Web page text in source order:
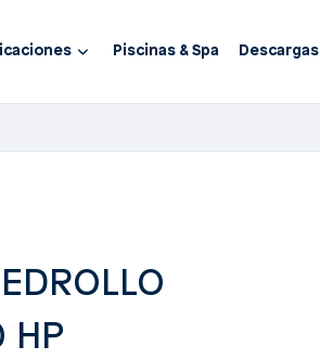
Piscinas & Spa Descargas
HP